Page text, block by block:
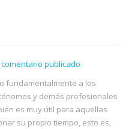
publicado
fundamentalmente a los
y demás profesionales
es muy útil para aquellas
su propio tiempo, esto es,